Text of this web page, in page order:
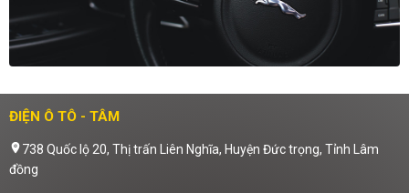
ĐIỆN Ô TÔ - TÂM
738 Quốc lộ 20, Thị trấn Liên Nghĩa, Huyện Đức trọng, Tỉnh Lâm
đồng